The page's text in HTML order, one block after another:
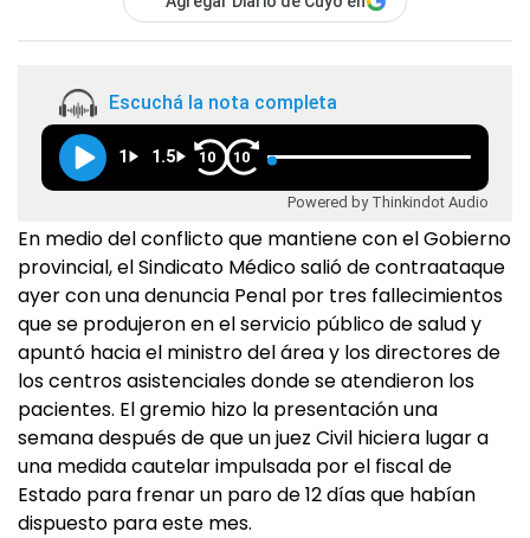
Escuchá la nota completa
1 1.5 10 10
Powered by Thinkindot Audio
En medio del conflicto que mantiene con el Gobierno
provincial, el Sindicato Médico salió de contraataque
ayer con una denuncia Penal por tres fallecimientos
que se produjeron en el servicio público de salud y
apuntó hacia el ministro del área y los directores de
los centros asistenciales donde se atendieron los
pacientes. El gremio hizo la presentación una
semana después de que un juez Civil hiciera lugar a
una medida cautelar impulsada por el fiscal de
Estado para frenar un paro de 12 días que habían
dispuesto para este mes.